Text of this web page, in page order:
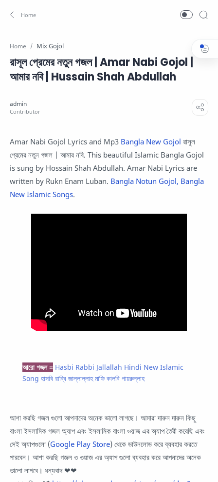
Home Mix Gojol
রাসূল প্রেমের নতুন গজল | Amar Nabi Gojol |
আমার নবি | Hussain Shah Abdullah
Amar Nabi Gojol Lyrics and Mp3 Bangla New Gojol রাসূল
প্রেমের নতুন গজল | আমার নবি. This beautiful Islamic Bangla Gojol
is sung by Hossain Shah Abdullah. Amar Nabi Lyrics are
written by Rukn Enam Luban. Bangla Notun Gojol, Bangla
New Islamic Songs.
আরো গজল = Hasbi Rabbi Jallallah Hindi New Islamic
Song হাসবি রাব্বি জাল্লাল্লাহ মাফি কালবি গায়রুল্লাহ
আশা করছি গজল গুলো আপনাদের অনেক ভালো লাগছে। আমারা দারুন দারুন কিছু
বাংলা ইসলামিক গজল অ্যাপ এবং ইসলামিক বাংলা ওয়াজ এর অ্যাপ তৈরী করেছি এবং
সেই অ্যাপগুলো (Google Play Store) থেকে ডাউনলোড করে ব্যবহার করতে
পারবেন। আশা করছি গজল ও ওয়াজ এর অ্যাপ গুলো ব্যবহার করে আপনাদের অনেক
ভালো লাগবে। ধন্যবাদ ❤❤